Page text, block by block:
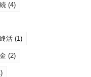
(4)
終活(1)
(2)